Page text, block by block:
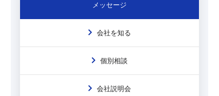
メッセージ
会社を知る
個別相談
会社説明会